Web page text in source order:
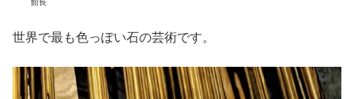
館長
世界で最も色っぽい石の芸術です。